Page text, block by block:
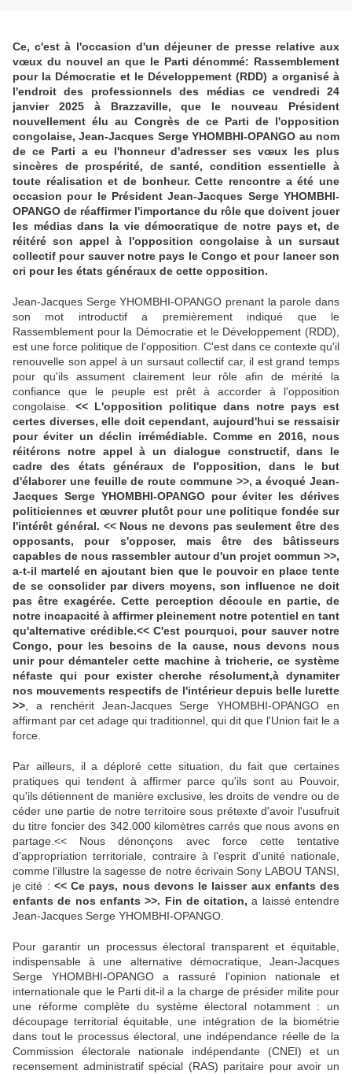
Ce, c'est à l'occasion d'un déjeuner de presse relative aux
vœux du nouvel an que le Parti dénommé: Rassemblement
pour la Démocratie et le Développement (RDD) a organisé à
l'endroit des professionnels des médias ce vendredi 24
janvier 2025 à Brazzaville, que le nouveau Président
nouvellement élu au Congrès de ce Parti de l'opposition
congolaise, Jean-Jacques Serge YHOMBHI-OPANGO au nom
de ce Parti a eu l'honneur d'adresser ses vœux les plus
sincères de prospérité, de santé, condition essentielle à
toute réalisation et de bonheur. Cette rencontre a été une
occasion pour le Président Jean-Jacques Serge YHOMBHI-
OPANGO de réaffirmer l'importance du rôle que doivent jouer
les médias dans la vie démocratique de notre pays et, de
réitéré son appel à l'opposition congolaise à un sursaut
collectif pour sauver notre pays le Congo et pour lancer son
cri pour les états généraux de cette opposition.
Jean-Jacques Serge YHOMBHI-OPANGO prenant la parole dans
son mot introductif a premièrement indiqué que le
Rassemblement pour la Démocratie et le Développement (RDD),
est une force politique de l'opposition. C'est dans ce contexte qu'il
renouvelle son appel à un sursaut collectif car, il est grand temps
pour qu'ils assument clairement leur rôle afin de mérité la
confiance que le peuple est prêt à accorder à l'opposition
congolaise. << L'opposition politique dans notre pays est
certes diverses, elle doit cependant, aujourd'hui se ressaisir
pour éviter un déclin irrémédiable. Comme en 2016, nous
réitérons notre appel à un dialogue constructif, dans le
cadre des états généraux de l'opposition, dans le but
d'élaborer une feuille de route commune >>, a évoqué Jean-
Jacques Serge YHOMBHI-OPANGO pour éviter les dérives
politiciennes et œuvrer plutôt pour une politique fondée sur
l'intérêt général. << Nous ne devons pas seulement être des
opposants, pour s'opposer, mais être des bâtisseurs
capables de nous rassembler autour d'un projet commun >>,
a-t-il martelé en ajoutant bien que le pouvoir en place tente
de se consolider par divers moyens, son influence ne doit
pas être exagérée. Cette perception découle en partie, de
notre incapacité à affirmer pleinement notre potentiel en tant
qu'alternative crédible.<< C'est pourquoi, pour sauver notre
Congo, pour les besoins de la cause, nous devons nous
unir pour démanteler cette machine à tricherie, ce système
néfaste qui pour exister cherche résolument,à dynamiter
nos mouvements respectifs de l'intérieur depuis belle lurette
>> , a renchérit Jean-Jacques Serge YHOMBHI-OPANGO en
affirmant par cet adage qui traditionnel, qui dit que l'Union fait le a
force.
Par ailleurs, il a déploré cette situation, du fait que certaines
pratiques qui tendent à affirmer parce qu'ils sont au Pouvoir,
qu'ils détiennent de manière exclusive, les droits de vendre ou de
céder une partie de notre territoire sous prétexte d'avoir l'usufruit
du titre foncier des 342.000 kilomètres carrés que nous avons en
partage.<< Nous dénonçons avec force cette tentative
d'appropriation territoriale, contraire à l'esprit d'unité nationale,
comme l'illustre la sagesse de notre écrivain Sony LABOU TANSI,
je cité : << Ce pays, nous devons le laisser aux enfants des
enfants de nos enfants >>. Fin de citation, a laissé entendre
Jean-Jacques Serge YHOMBHI-OPANGO.
Pour garantir un processus électoral transparent et équitable,
indispensable à une alternative démocratique, Jean-Jacques
Serge YHOMBHI-OPANGO a rassuré l'opinion nationale et
internationale que le Parti dit-il a la charge de présider milite pour
une réforme complète du système électoral notamment : un
découpage territorial équitable, une intégration de la biométrie
dans tout le processus électoral, une indépendance réelle de la
Commission électorale nationale indépendante (CNEI) et un
recensement administratif spécial (RAS) paritaire pour avoir un